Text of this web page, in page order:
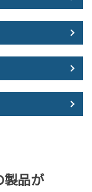
製品が